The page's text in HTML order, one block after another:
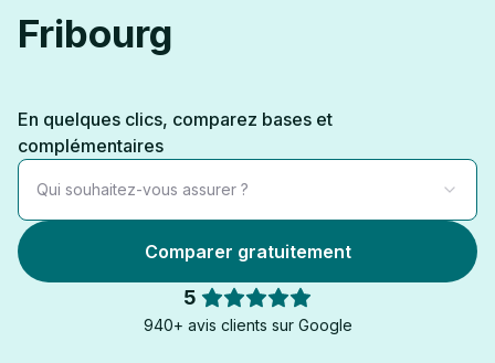
Fribourg
En quelques clics, comparez bases et
complémentaires
Qui souhaitez-vous assurer ?
Comparer gratuitement
5
940+ avis clients sur Google